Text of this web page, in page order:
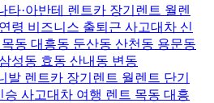
타·아반테 렌트카 장기렌트 월렌
령 비즈니스 출퇴근 사고대차 신
동 대흥동 둔산동 산천동 용문동
성동 효동 산내동 변동
발 렌트카 장기렌트 월렌트 단기
승 사고대차 여행 렌트 목동 대흥